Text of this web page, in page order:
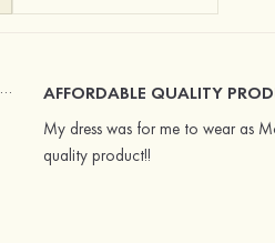
AFFORDABLE QUALITY
My dress was for me to wear as
quality product!!